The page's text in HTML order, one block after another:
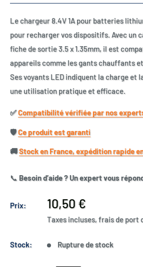
Le chargeur 8.4V 1A pour batteries
pour recharger vos dispositifs. Avec un
fiche de sortie 3.5 x 1.35mm, il est
appareils comme les gants chauffants
Ses voyants LED indiquent la charge et
une utilisation pratique et efficace.
✅​Compatibilité vérifiée par nos
🛡️​Ce produit est garanti
🚚​Stock en France, expédition rapide
📞 Besoin d’aide ? Un expert vous
Prix:
Prix
réduit
10,50 €
Taxes incluses, frais de port
Stock: Rupture de stock